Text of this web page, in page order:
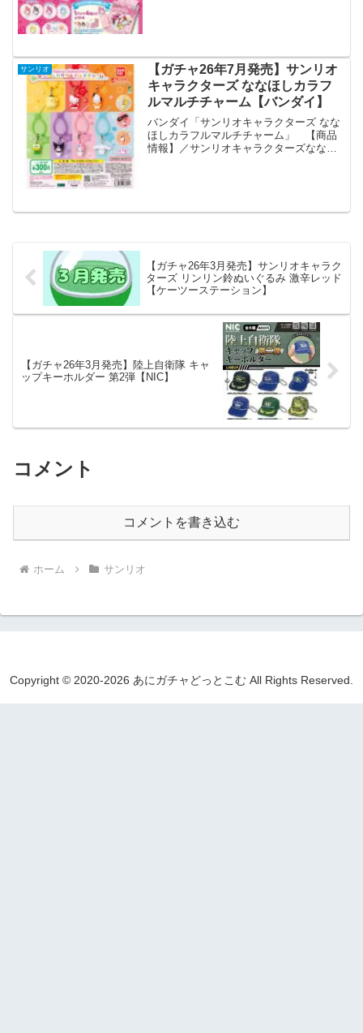
サンリオ
【ガチャ26年7月発売】サンリオ
キャラクターズ ななほしカラフ
ルマルチチャーム【バンダイ】
バンダイ「サンリオキャラクターズ なな
ほしカラフルマルチチャーム」 【商品
情報】／サンリオキャラクターズななほ
【ガチャ26年3月発売】サンリオキャラク
ターズ リンリン鈴ぬいぐるみ 激辛レッド
【ケーツーステーション】
【ガチャ26年3月発売】陸上自衛隊 キャ
ップキーホルダー 第2弾【NIC】
コメント
コメントを書き込む
ホーム サンリオ
Copyright © 2020-2026 あにガチャどっとこむ All Rights Reserved.